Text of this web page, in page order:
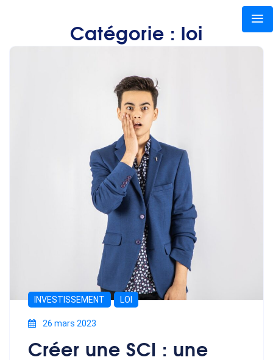
Catégorie : loi
INVESTISSEMENT LOI
26 mars 2023
Créer une SCI : une